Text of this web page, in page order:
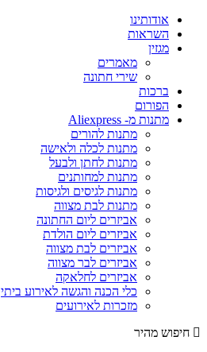
אודותינו
השראות
מגזין
מאמרים
שירי חתונה
ברכות
הפורום
מתנות מ- Aliexpress
מתנות להורים
מתנות לכלה ולאישה
מתנות לחתן ולבעל
מתנות למחותנים
מתנות לגיסים ולגיסות
מתנות לבת מצווה
אביזרים ליום החתונה
אביזרים ליום הולדת
אביזרים לבת מצווה
אביזרים לבר מצווה
אביזרים לחלאקה
כלי הכנה והגשה לאירוע ביתי
מזכרות לאירועים
חיפוש מהיר